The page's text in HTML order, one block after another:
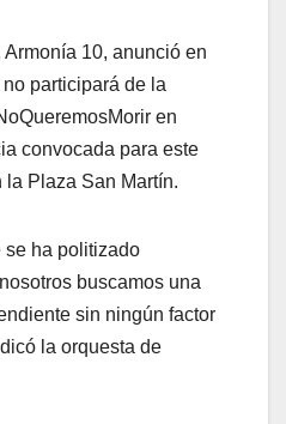
10, anunció en
participará de la
en
convocada para este
la Plaza San Martín.
se ha politizado
buscamos una
sin ningún factor
la orquesta de